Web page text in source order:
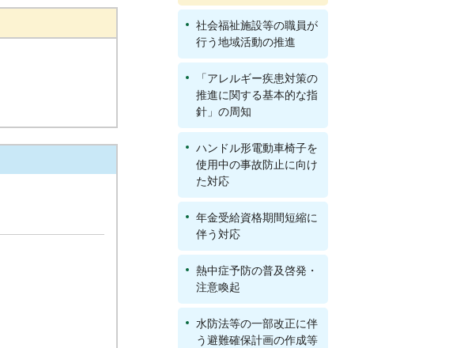
社会福祉施設等の職員が
行う地域活動の推進
「アレルギー疾患対策の
推進に関する基本的な指
針」の周知
ハンドル形電動車椅子を
使用中の事故防止に向け
た対応
年金受給資格期間短縮に
伴う対応
熱中症予防の普及啓発・
注意喚起
水防法等の一部改正に伴
う避難確保計画の作成等